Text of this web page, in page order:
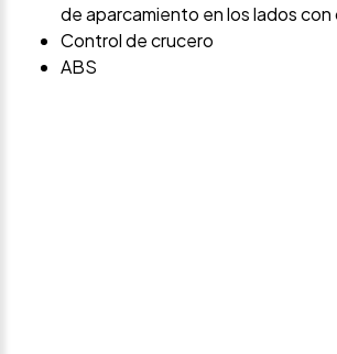
de aparcamiento en los lados con
Control de crucero
ABS